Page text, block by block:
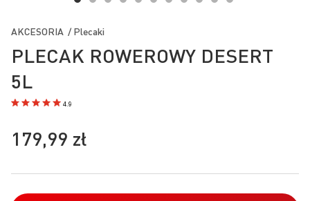
na
początek
galerii
PLECAK ROWEROWY DESERT
5L
4.9
AKCESORIA / Plecaki
179,99 zł